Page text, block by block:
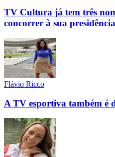
TV Cultura já tem três
concorrer à sua presidência
Flávio Ricco
A TV esportiva também é